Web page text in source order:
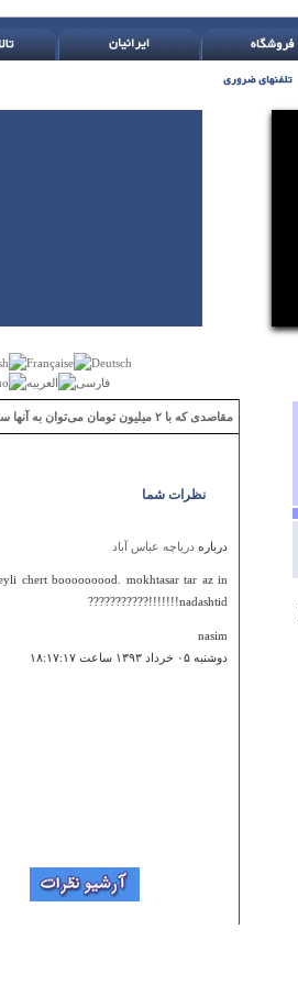
مقاصدی که با ۲ میلیون تومان می‌توان به آنها سفر کرد
نظرات شما
درباره دریاچه عباس آباد
chert booooooood. mokhtasar tar az in
nadashtid!!!!!!!???????????
nasim
دوشنبه ۰۵ خرداد ۱۳۹۳ ساعت ۱۸:۱۷:۱۷
سراب روانسر یکی از چندین جاذبه